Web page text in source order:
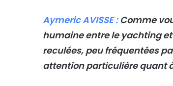
Aymeric AVISSE :Comme
humaine entre le yachting
reculées, peu fréquentées
attention particulière quant